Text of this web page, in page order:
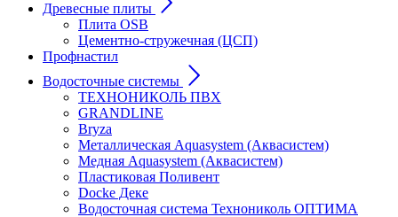
Древесные плиты
Плита OSB
Цементно-стружечная (ЦСП)
Профнастил
Водосточные системы
ТЕХНОНИКОЛЬ ПВХ
GRANDLINE
Bryza
Металлическая Aquasystem (Аквасистем)
Медная Aquasystem (Аквасистем)
Пластиковая Поливент
Docke Деке
Водосточная система Технониколь ОПТИМА